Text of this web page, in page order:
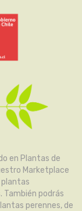
en Plantas de
Marketplace
podrás
perennes, de